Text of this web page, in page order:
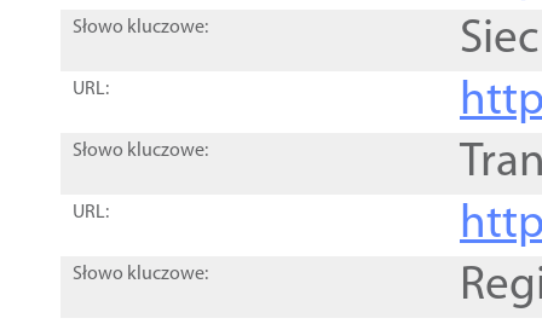
Słowo kluczowe:
URL:
Słowo kluczowe:
URL:
Słowo kluczowe: